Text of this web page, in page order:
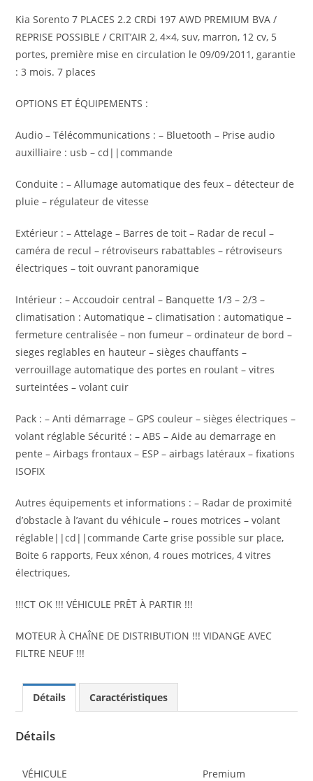
Kia Sorento 7 PLACES 2.2 CRDi 197 AWD PREMIUM BVA /
REPRISE POSSIBLE / CRIT’AIR 2, 4×4, suv, marron, 12 cv, 5
portes, première mise en circulation le 09/09/2011, garantie
: 3 mois. 7 places
OPTIONS ET ÉQUIPEMENTS :
Audio – Télécommunications : – Bluetooth – Prise audio
auxilliaire : usb – cd||commande
Conduite : – Allumage automatique des feux – détecteur de
pluie – régulateur de vitesse
Extérieur : – Attelage – Barres de toit – Radar de recul –
caméra de recul – rétroviseurs rabattables – rétroviseurs
électriques – toit ouvrant panoramique
Intérieur : – Accoudoir central – Banquette 1/3 – 2/3 –
climatisation : Automatique – climatisation : automatique –
fermeture centralisée – non fumeur – ordinateur de bord –
sieges reglables en hauteur – sièges chauffants –
verrouillage automatique des portes en roulant – vitres
surteintées – volant cuir
Pack : – Anti démarrage – GPS couleur – sièges électriques –
volant réglable Sécurité : – ABS – Aide au demarrage en
pente – Airbags frontaux – ESP – airbags latéraux – fixations
ISOFIX
Autres équipements et informations : – Radar de proximité
d’obstacle à l’avant du véhicule – roues motrices – volant
réglable||cd||commande Carte grise possible sur place,
Boite 6 rapports, Feux xénon, 4 roues motrices, 4 vitres
électriques,
!!!CT OK !!! VÉHICULE PRÊT À PARTIR !!!
MOTEUR À CHAÎNE DE DISTRIBUTION !!! VIDANGE AVEC
FILTRE NEUF !!!
Détails Caractéristiques
Détails
VÉHICULE Premium